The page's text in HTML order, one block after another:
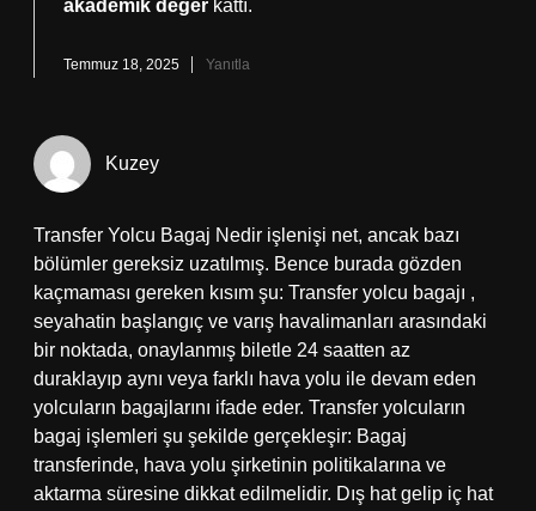
akademik değer kattı.
Temmuz 18, 2025 Yanıtla
Kuzey
Transfer Yolcu Bagaj Nedir işlenişi net, ancak bazı
bölümler gereksiz uzatılmış. Bence burada gözden
kaçmaması gereken kısım şu: Transfer yolcu bagajı ,
seyahatin başlangıç ve varış havalimanları arasındaki
bir noktada, onaylanmış biletle 24 saatten az
duraklayıp aynı veya farklı hava yolu ile devam eden
yolcuların bagajlarını ifade eder. Transfer yolcuların
bagaj işlemleri şu şekilde gerçekleşir: Bagaj
transferinde, hava yolu şirketinin politikalarına ve
aktarma süresine dikkat edilmelidir. Dış hat gelip iç hat